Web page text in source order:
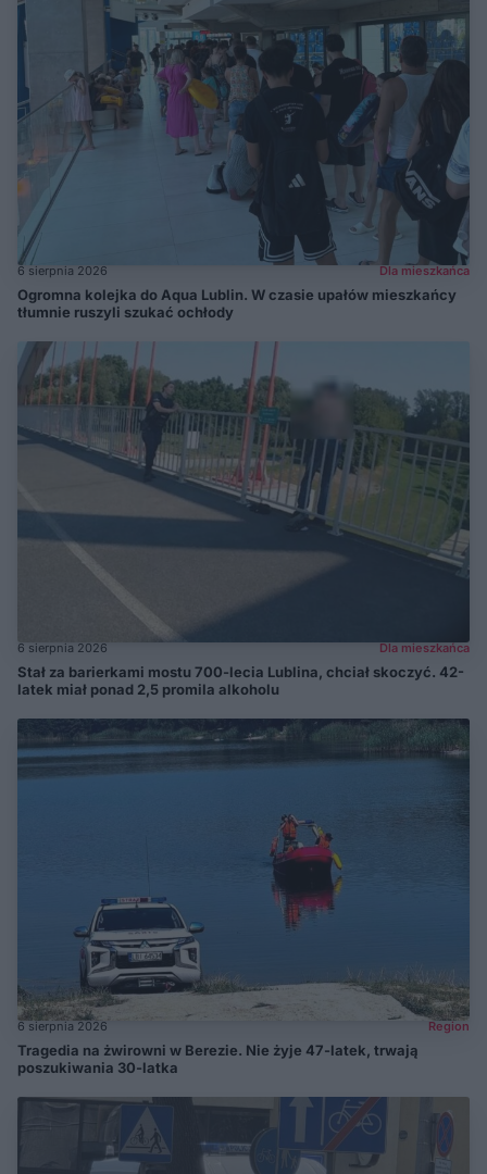
6 sierpnia 2026 Dla mieszkańca
Ogromna kolejka do Aqua Lublin. W czasie upałów mieszkańcy
tłumnie ruszyli szukać ochłody
6 sierpnia 2026 Dla mieszkańca
Stał za barierkami mostu 700-lecia Lublina, chciał skoczyć. 42-
latek miał ponad 2,5 promila alkoholu
6 sierpnia 2026 Region
Tragedia na żwirowni w Berezie. Nie żyje 47-latek, trwają
poszukiwania 30-latka